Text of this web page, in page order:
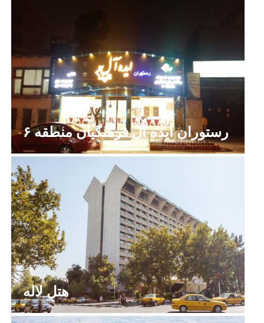
رستوران ایده آل فرهنگیان منطقه ۶
هتل لاله